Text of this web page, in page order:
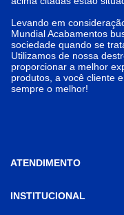
Levando em
Mundial Acabamentos
sociedade quando se
Utilizamos de nossa
proporcionar a melhor
produtos, a você cliente
sempre o melhor!
ATENDIMENTO
INSTITUCIONAL